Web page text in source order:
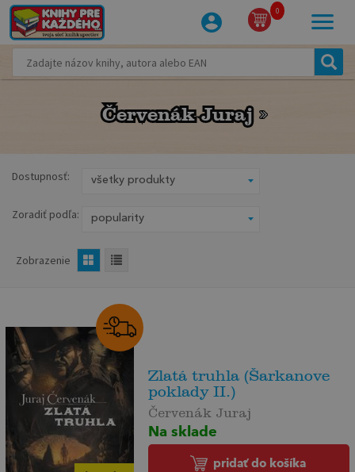
0
Červenák Juraj
Červenák Juraj
Dostupnosť:
Zoradiť podľa:
Zobrazenie
Zlatá truhla (Šarkanove
poklady II.)
Červenák Juraj
Na sklade
pridať do košíka